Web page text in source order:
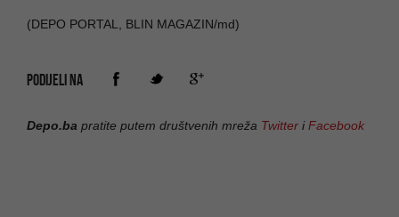
(DEPO PORTAL, BLIN MAGAZIN/md)
PODIJELI NA
Depo.ba pratite putem društvenih mreža Twitter iFacebook